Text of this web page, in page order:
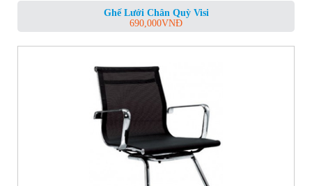
Ghế Lưới Chân Quỳ Visi
690,000VNĐ